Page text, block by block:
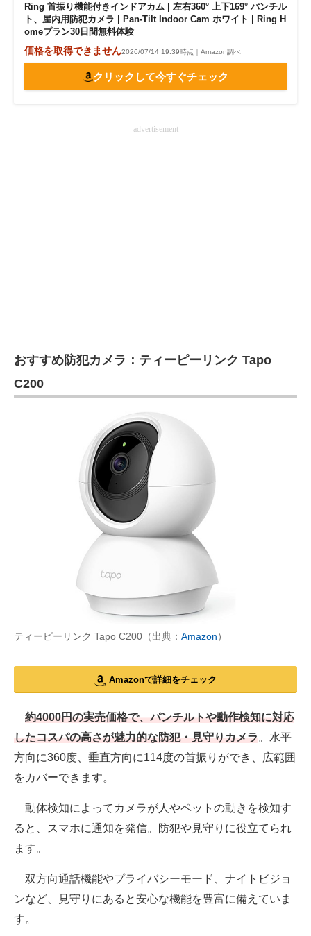
Ring 首振り機能付きインドアカム | 左右360° 上下169° パンチル
ト、屋内用防犯カメラ | Pan-Tilt Indoor Cam ホワイト | Ring H
omeプラン30日間無料体験
価格を取得できません2026/07/14 19:39時点｜Amazon調べ
クリックして今すぐチェック
advertisement
おすすめ防犯カメラ：ティーピーリンク Tapo
C200
ティーピーリンク Tapo C200（出典： Amazon）
Amazonで詳細をチェック
約4000円の実売価格で、パンチルトや動作検知に対応
したコスパの高さが魅力的な防犯・見守りカメラ。水平
方向に360度、垂直方向に114度の首振りができ、広範囲
をカバーできます。
動体検知によってカメラが人やペットの動きを検知す
ると、スマホに通知を発信。防犯や見守りに役立てられ
ます。
双方向通話機能やプライバシーモード、ナイトビジョ
ンなど、見守りにあると安心な機能を豊富に備えていま
す。